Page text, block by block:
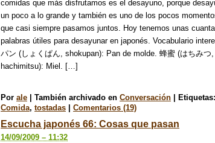
comidas que más disfrutamos es el desayuno, porque
un poco a lo grande y también es uno de los pocos
que casi siempre pasamos juntos. Hoy tenemos unas
palabras útiles para desayunar en japonés. Vocabulario
パン (しょくぱん, shokupan): Pan de molde. 蜂蜜 (はちみつ,
hachimitsu): Miel. […]
Por ale También archivado en Conversación
Etiquetas:
Comida, tostadas Comentarios (19)
Escucha japonés 66: Cosas que pasan
14/09/2009 – 11:32